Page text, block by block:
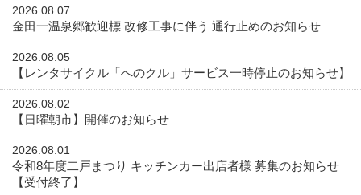
2026.08.07
金田一温泉郷歓迎標 改修工事に伴う 通行止めのお知らせ
2026.08.05
【レンタサイクル「へのクル」サービス一時停止のお知らせ】
2026.08.02
【日曜朝市】開催のお知らせ
2026.08.01
令和8年度二戸まつり キッチンカー出店者様 募集のお知らせ
【受付終了】